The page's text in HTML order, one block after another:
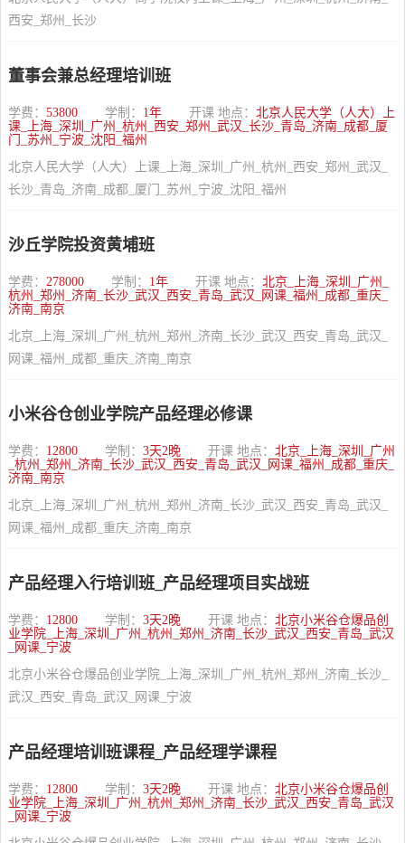
西安_郑州_长沙
董事会兼总经理培训班
学费： 53800 学制： 1年 开课 地点： 北京人民大学（人大）上
课_上海_深圳_广州_杭州_西安_郑州_武汉_长沙_青岛_济南_成都_厦
门_苏州_宁波_沈阳_福州
北京人民大学（人大）上课_上海_深圳_广州_杭州_西安_郑州_武汉_
长沙_青岛_济南_成都_厦门_苏州_宁波_沈阳_福州
沙丘学院投资黄埔班
学费： 278000 学制： 1年 开课 地点： 北京_上海_深圳_广州_
杭州_郑州_济南_长沙_武汉_西安_青岛_武汉_网课_福州_成都_重庆_
济南_南京
北京_上海_深圳_广州_杭州_郑州_济南_长沙_武汉_西安_青岛_武汉_
网课_福州_成都_重庆_济南_南京
小米谷仓创业学院产品经理必修课
学费： 12800 学制： 3天2晚 开课 地点： 北京_上海_深圳_广州
_杭州_郑州_济南_长沙_武汉_西安_青岛_武汉_网课_福州_成都_重庆_
济南_南京
北京_上海_深圳_广州_杭州_郑州_济南_长沙_武汉_西安_青岛_武汉_
网课_福州_成都_重庆_济南_南京
产品经理入行培训班_产品经理项目实战班
学费： 12800 学制： 3天2晚 开课 地点： 北京小米谷仓爆品创
业学院_上海_深圳_广州_杭州_郑州_济南_长沙_武汉_西安_青岛_武汉
_网课_宁波
北京小米谷仓爆品创业学院_上海_深圳_广州_杭州_郑州_济南_长沙_
武汉_西安_青岛_武汉_网课_宁波
产品经理培训班课程_产品经理学课程
学费： 12800 学制： 3天2晚 开课 地点： 北京小米谷仓爆品创
业学院_上海_深圳_广州_杭州_郑州_济南_长沙_武汉_西安_青岛_武汉
_网课_宁波